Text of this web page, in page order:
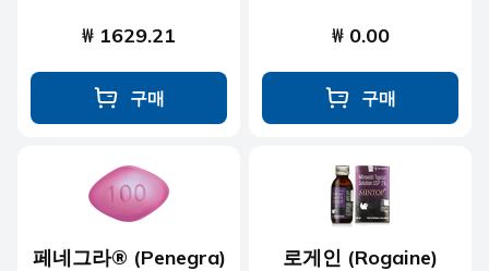
₩ 1629.21
구매
₩ 0.00
구매
페네그라® (Penegra) 로게인 (Rogaine)